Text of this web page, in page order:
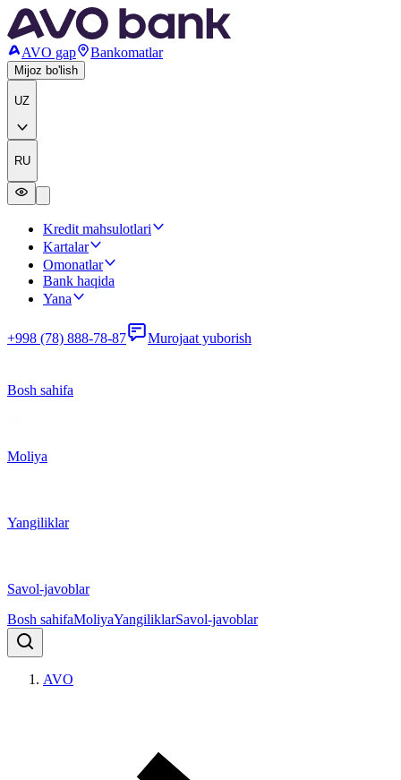
AVO gap Bankomatlar
Mijoz bo'lish
UZ
RU
Kredit mahsulotlari
Kartalar
Omonatlar
Bank haqida
Yana
+998 (78) 888-78-87 Murojaat yuborish
Bosh sahifa
Moliya
Yangiliklar
Savol-javoblar
Bosh sahifaMoliyaYangiliklarSavol-javoblar
AVO